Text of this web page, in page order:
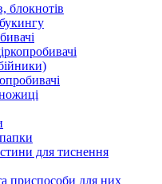
блокнотів
для тиснення
приспособи для них